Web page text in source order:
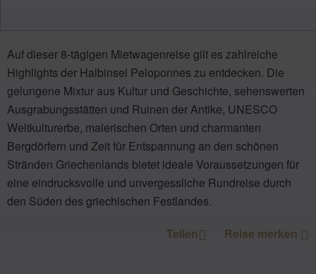
Auf dieser 8-tägigen Mietwagenreise gilt es zahlreiche
Highlights der Halbinsel Peloponnes zu entdecken. Die
gelungene Mixtur aus Kultur und Geschichte, sehenswerten
Ausgrabungsstätten und Ruinen der Antike, UNESCO
Weltkulturerbe, malerischen Orten und charmanten
Bergdörfern und Zeit für Entspannung an den schönen
Stränden Griechenlands bietet ideale Voraussetzungen für
eine eindrucksvolle und unvergessliche Rundreise durch
den Süden des griechischen Festlandes.
Reise merken
Teilen